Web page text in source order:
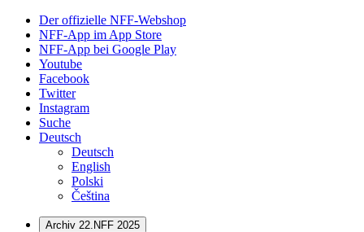
Der offizielle NFF-Webshop
NFF-App im App Store
NFF-App bei Google Play
Youtube
Facebook
Twitter
Instagram
Suche
Deutsch
Deutsch
English
Polski
Čeština
Archiv 22.NFF 2025